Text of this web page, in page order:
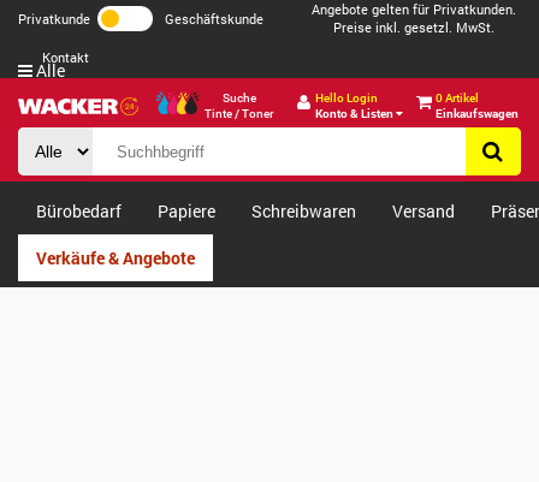
Privatkunde Geschäftskunde
Angebote gelten für Privatkunden.
Preise inkl. gesetzl. MwSt.
Kontakt
Suche
Tinte / Toner
Hello Login
Konto & Listen
0 Artikel
Einkaufswagen
Alle
Bürobedarf Papiere Schreibwaren Versand
Verkäufe & Angebote